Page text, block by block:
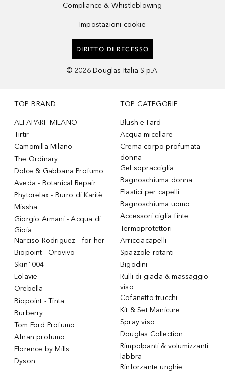
Compliance & Whistleblowing
Impostazioni cookie
DIRITTO DI RECESSO
© 2026 Douglas Italia S.p.A.
TOP BRAND
ALFAPARF MILANO
Tirtir
Camomilla Milano
The Ordinary
Dolce & Gabbana Profumo
Aveda - Botanical Repair
Phytorelax - Burro di Karitè
Missha
Giorgio Armani - Acqua di
Gioia
Narciso Rodriguez - for her
Biopoint - Orovivo
Skin1004
Lolavie
Orebella
Biopoint - Tinta
Burberry
Tom Ford Profumo
Afnan profumo
Florence by Mills
Dyson
TOP CATEGORIE
Blush e Fard
Acqua micellare
Crema corpo profumata
donna
Gel sopracciglia
Bagnoschiuma donna
Elastici per capelli
Bagnoschiuma uomo
Accessori ciglia finte
Termoprotettori
Arricciacapelli
Spazzole rotanti
Bigodini
Rulli di giada & massaggio
viso
Cofanetto trucchi
Kit & Set Manicure
Spray viso
Douglas Collection
Rimpolpanti & volumizzanti
labbra
Rinforzante unghie